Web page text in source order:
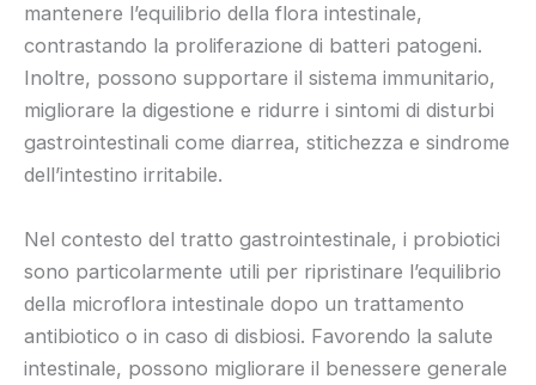
mantenere l’equilibrio della flora intestinale,
contrastando la proliferazione di batteri patogeni.
Inoltre, possono supportare il sistema immunitario,
migliorare la digestione e ridurre i sintomi di disturbi
gastrointestinali come diarrea, stitichezza e sindrome
dell’intestino irritabile.
Nel contesto del tratto gastrointestinale, i probiotici
sono particolarmente utili per ripristinare l’equilibrio
della microflora intestinale dopo un trattamento
antibiotico o in caso di disbiosi. Favorendo la salute
intestinale, possono migliorare il benessere generale